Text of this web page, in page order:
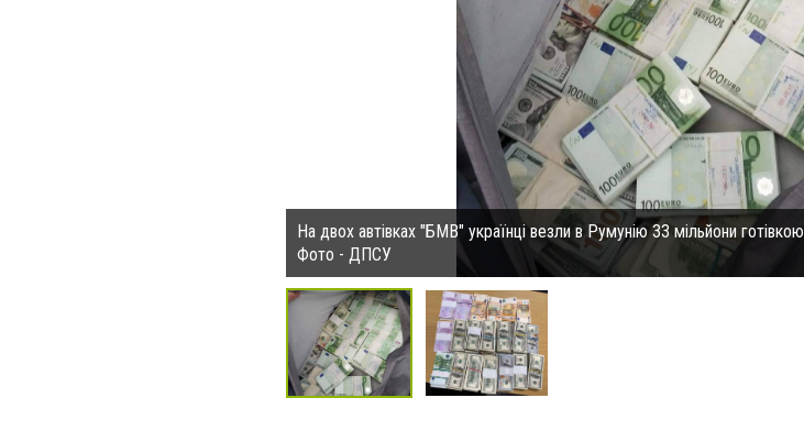
На двох автівках "БМВ" українці везли в Румунію 33 мільйони готівкою
Фото - ДПСУ